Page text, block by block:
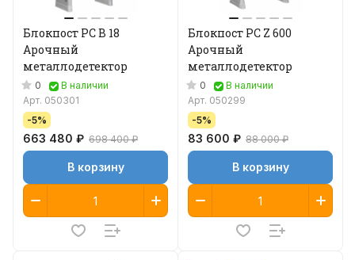
Блокпост PC В 18
Арочный
металлодетектор
0
В наличии
Арт. 050301
-5%
663 480 ₽ 698 400 ₽
В корзину
Блокпост РС Z 600
Арочный
металлодетектор
0
В наличии
Арт. 050299
-5%
83 600 ₽ 88 000 ₽
В корзину